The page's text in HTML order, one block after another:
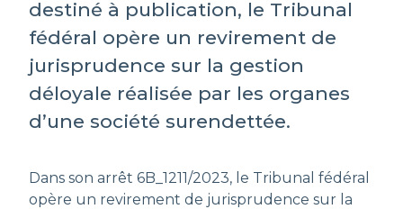
destiné à publication, le Tribunal
fédéral opère un revirement de
jurisprudence sur la gestion
déloyale réalisée par les organes
d’une société surendettée.
Dans son arrêt 6B_1211/2023, le Tribunal fédéral
opère un revirement de jurisprudence sur la